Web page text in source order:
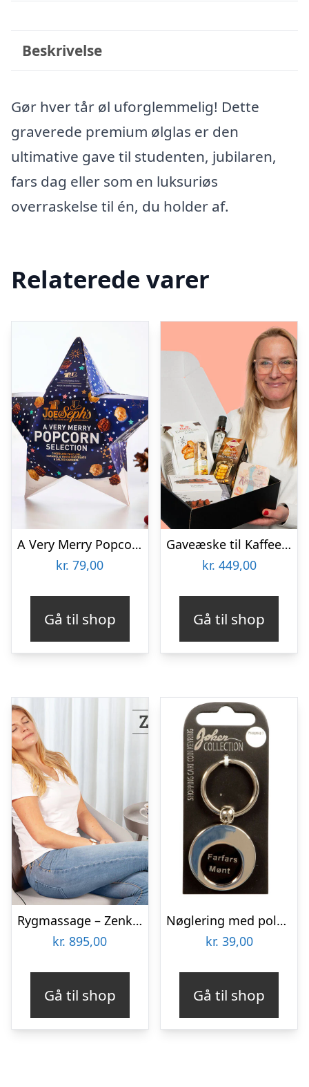
Beskrivelse
Gør hver tår øl uforglemmelig! Dette
graverede premium ølglas er den
ultimative gave til studenten, jubilaren,
fars dag eller som en luksuriøs
overraskelse til én, du holder af.
Relaterede varer
A Very Merry Popcorn Selection Gaveæske – Joe & Seph’s
kr. 79,00
Gå til shop
Gaveæske til Kaffeelskeren
kr. 449,00
Gå til shop
Rygmassage – Zenkuru
kr. 895,00
Gå til shop
Nøglering med polet – Farfars mønt
kr. 39,00
Gå til shop